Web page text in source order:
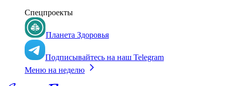
Спецпроекты
Планета Здоровья
Подписывайтесь на наш Telegram
Меню на неделю